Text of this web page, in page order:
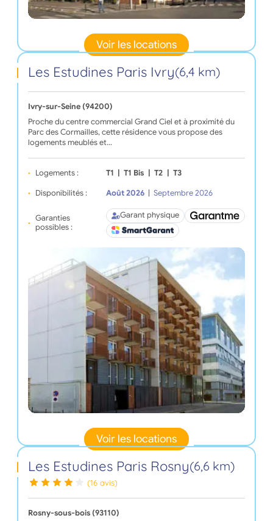
Voir les locations
Les Estudines Paris Ivry(6,4 km)
Ivry-sur-Seine (94200)
Proche du centre commercial Grand Ciel et à proximité du
Parc des Cormailles, cette résidence vous propose des
logements meublés et…
Logements : T1 T1 Bis T2 T3
Disponibilités : Août 2026 Septembre 2026
Garanties
possibles :
Garant physique
Voir les locations
Les Estudines Paris Rosny(6,6 km)
(16 avis)
Rosny-sous-bois (93110)